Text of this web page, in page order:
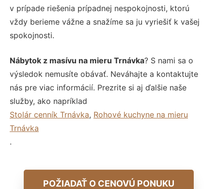
v prípade riešenia prípadnej nespokojnosti, ktorú
vždy berieme vážne a snažíme sa ju vyriešiť k vašej
spokojnosti.
Nábytok z masívu na mieru Trnávka? S nami sa o
výsledok nemusíte obávať. Neváhajte a kontaktujte
nás pre viac informácií. Prezrite si aj ďalšie naše
služby, ako napríklad
Stolár cenník Trnávka, Rohové kuchyne na mieru
Trnávka
.
POŽIADAŤ O CENOVÚ PONUKU